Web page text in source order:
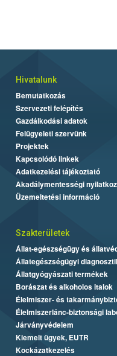
Hivatalunk
Bemutatkozás
Szervezeti felépítés
Gazdálkodási adatok
Felügyeleti szervünk
Projektek
Kapcsolódó linkek
Adatkezelési tájékoztató
Akadálymentességi
Üzemeltetési információ
Szakterületek
Állat-egészségügy és
Állategészségügyi
Állatgyógyászati termékek
Borászat és alkoholos italok
Élelmiszer- és
Élelmiszerlánc-biztonsági
Járványvédelem
Kiemelt ügyek, EUTR
Kockázatkezelés